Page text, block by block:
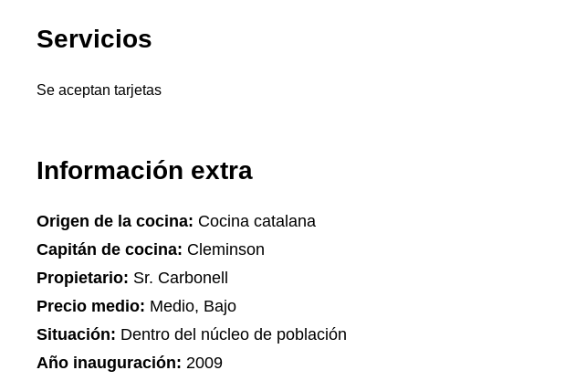
Servicios
Se aceptan tarjetas
Información extra
Origen de la cocina: Cocina catalana
Capitán de cocina: Cleminson
Propietario: Sr. Carbonell
Precio medio: Medio, Bajo
Situación: Dentro del núcleo de población
Año inauguración: 2009